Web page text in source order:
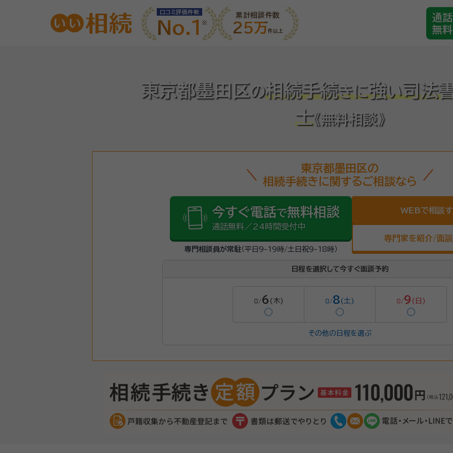
口コミ評価件数
No.1
累計相談件数
25万件以上
通話
無料
東京都墨田区の相続手続きに強い司法
士《無料相談》
東京都墨田区の
相続手続きに関するご相談なら
今すぐ電話で無料相談
通話無料／24時間受付中
専門相談員が常駐（平日9-19時/土日祝9-18時）
WEBで相談
専門家を紹介/面
日程を選択して今すぐ面談予約
8/6 (木)
◯
8/8(土)
◯
8/9 (日)
◯
その他の日程を選ぶ